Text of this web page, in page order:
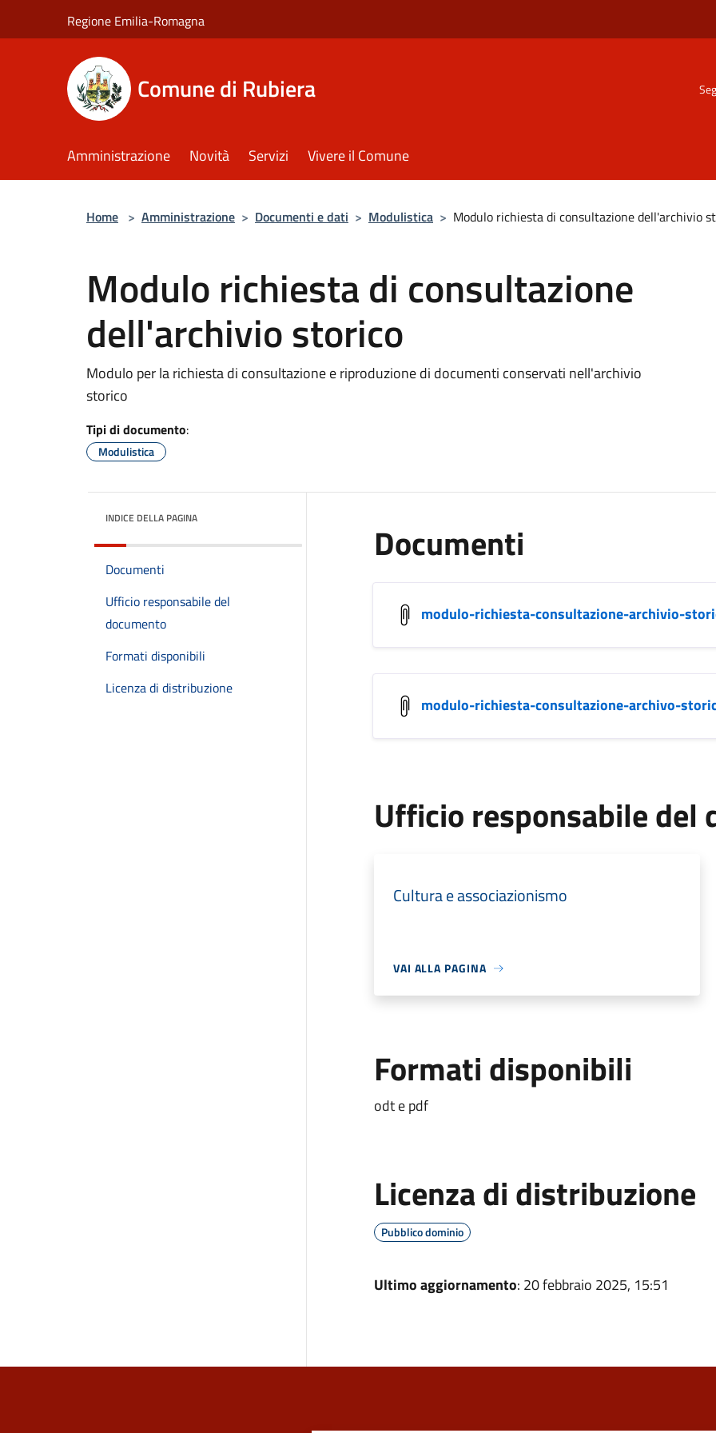
Regione Emilia-Romagna
Comune di Rubiera
Amministrazione Novità Servizi Vivere il Comune
Home > Amministrazione > Documenti e dati > Modulistica > Modulo richiesta di consultazione dell'archivio
Modulo richiesta di consultazione
dell'archivio storico
Modulo per la richiesta di consultazione e riproduzione di documenti conservati nell'archivio
storico
Tipi di documento:
Modulistica
INDICE DELLA PAGINA
Documenti
Ufficio responsabile del
documento
Formati disponibili
Licenza di distribuzione
Documenti
modulo-richiesta-consultazione-archivio-
modulo-richiesta-consultazione-archivo-
Ufficio responsabile del
Cultura e associazionismo
VAI ALLA PAGINA
Formati disponibili
odt e pdf
Licenza di distribuzione
Pubblico dominio
Ultimo aggiornamento: 20 febbraio 2025, 15:51